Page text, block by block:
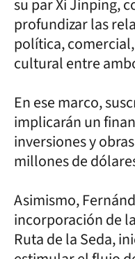
su par Xi Jinping,
profundizar las
política,
cultural entre
En ese marco,
implicarán un
inversiones y
millones de
Asimismo,
incorporación de
Ruta de la Seda,